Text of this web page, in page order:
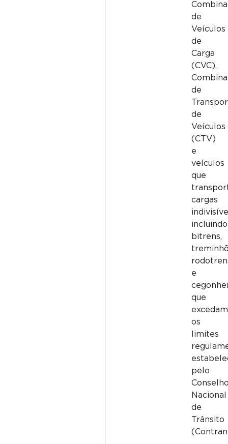
de
Veículos
de
Carga
(CVC),
de
de
Veículos
(CTV)
e
veículos
que
cargas
incluindo
bitrens,
e
que
excedam
os
limites
pelo
Nacional
de
Trânsito